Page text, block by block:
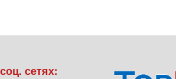
соц. сетях: